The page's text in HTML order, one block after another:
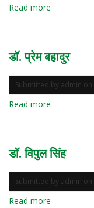
Read more
डॉ. प्रेम बहादुर
Submitted by admin on
Read more
डॉ. विपुल सिंह
Submitted by admin on
Read more